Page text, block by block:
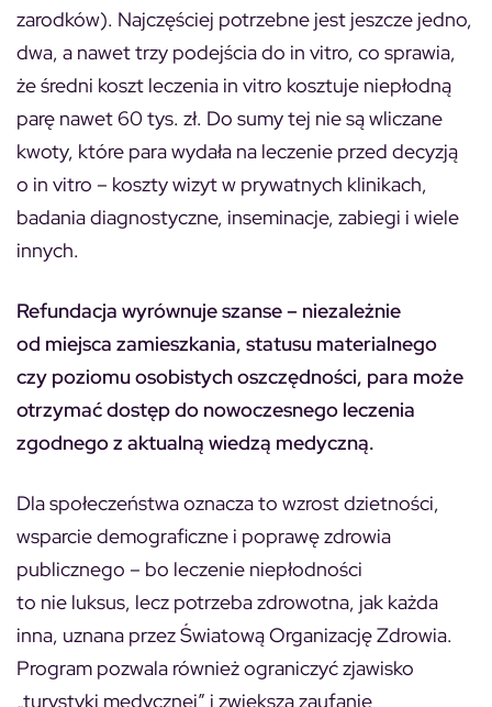
zarodków). Najczęściej potrzebne jest jeszcze jedno,
dwa, a nawet trzy podejścia do in vitro, co sprawia,
że średni koszt leczenia in vitro kosztuje niepłodną
parę nawet 60 tys. zł. Do sumy tej nie są wliczane
kwoty, które para wydała na leczenie przed decyzją
o in vitro – koszty wizyt w prywatnych klinikach,
badania diagnostyczne, inseminacje, zabiegi i wiele
innych.
Refundacja wyrównuje szanse – niezależnie
od miejsca zamieszkania, statusu materialnego
czy poziomu osobistych oszczędności, para może
otrzymać dostęp do nowoczesnego leczenia
zgodnego z aktualną wiedzą medyczną.
Dla społeczeństwa oznacza to wzrost dzietności,
wsparcie demograficzne i poprawę zdrowia
publicznego – bo leczenie niepłodności
to nie luksus, lecz potrzeba zdrowotna, jak każda
inna, uznana przez Światową Organizację Zdrowia.
Program pozwala również ograniczyć zjawisko
„turystyki medycznej” i zwiększa zaufanie